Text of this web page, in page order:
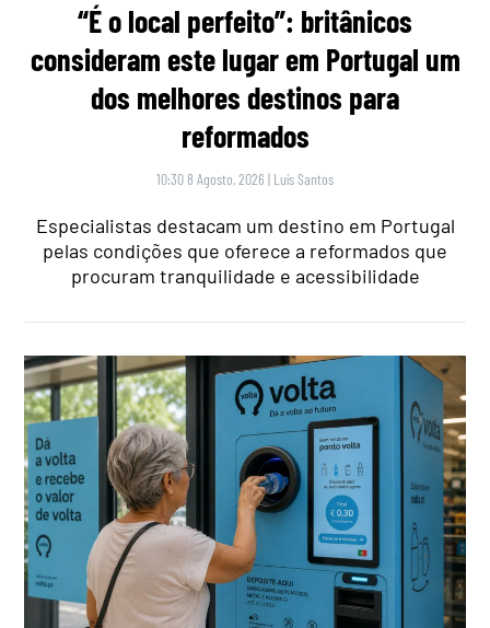
“É o local perfeito”: britânicos
consideram este lugar em Portugal um
dos melhores destinos para
reformados
10:30 8 Agosto, 2026 | Luís Santos
Especialistas destacam um destino em Portugal
pelas condições que oferece a reformados que
procuram tranquilidade e acessibilidade